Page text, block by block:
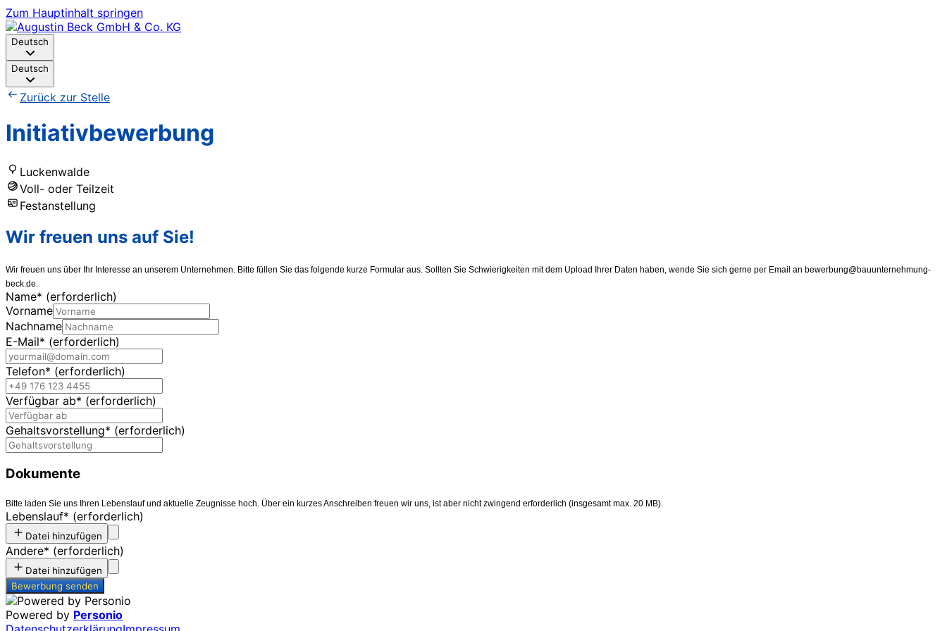
Zum Hauptinhalt springen
Deutsch
Deutsch
Zurück zur Stelle
Initiativbewerbung
Luckenwalde
Voll- oder Teilzeit
Festanstellung
Wir freuen uns auf Sie!
Wir freuen uns über Ihr Interesse an unserem Unternehmen. Bitte füllen Sie das folgende kurze Formular aus. Sollten Sie Schwierigkeiten mit dem Upload Ihrer Daten haben, wende Sie sich gerne per Email an bewerbung@bauunternehmung-
beck.de.
Name* (erforderlich)
Vorname
Nachname
E-Mail* (erforderlich)
Telefon* (erforderlich)
Verfügbar ab* (erforderlich)
Gehaltsvorstellung* (erforderlich)
Dokumente
Bitte laden Sie uns Ihren Lebenslauf und aktuelle Zeugnisse hoch. Über ein kurzes Anschreiben freuen wir uns, ist aber nicht zwingend erforderlich (insgesamt max. 20 MB).
Lebenslauf* (erforderlich)
Datei hinzufügen
Andere* (erforderlich)
Datei hinzufügen
Bewerbung senden
Powered by Personio